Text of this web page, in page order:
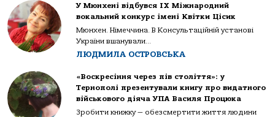
У Мюнхені відбувся IX Міжнародний
вокальний конкурс імені Квітки Цісик
Мюнхен. Німеччина. В Консультаційній установі
України вшанували...
ЛЮДМИЛА ОСТРОВСЬКА
«Воскресіння через пів століття»: у
Тернополі презентували книгу про видатного
військового діяча УПА Василя Процюка
Зробити книжку — обезсмертити життя людини